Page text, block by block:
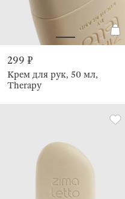
299 ₽
Крем для рук, 50 мл,
Therapy